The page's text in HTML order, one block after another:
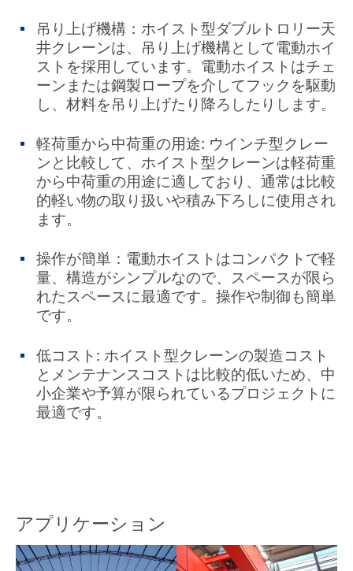
吊り上げ機構：ホイスト型ダブルトロリー天
井クレーンは、吊り上げ機構として電動ホイ
ストを採用しています。電動ホイストはチェ
ーンまたは鋼製ロープを介してフックを駆動
し、材料を吊り上げたり降ろしたりします。
軽荷重から中荷重の用途: ウインチ型クレー
ンと比較して、ホイスト型クレーンは軽荷重
から中荷重の用途に適しており、通常は比較
的軽い物の取り扱いや積み下ろしに使用され
ます。
操作が簡単：電動ホイストはコンパクトで軽
量、構造がシンプルなので、スペースが限ら
れたスペースに最適です。操作や制御も簡単
です。
低コスト: ホイスト型クレーンの製造コスト
とメンテナンスコストは比較的低いため、中
小企業や予算が限られているプロジェクトに
最適です。
アプリケーション